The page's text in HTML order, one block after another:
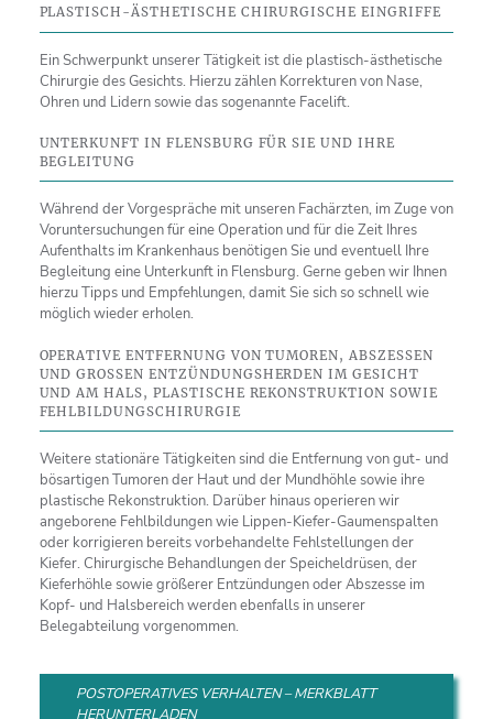
PLASTISCH-ÄSTHETISCHE CHIRURGISCHE EINGRIFFE
Ein Schwerpunkt unserer Tätigkeit ist die plastisch-ästhetische
Chirurgie des Gesichts. Hierzu zählen Korrekturen von Nase,
Ohren und Lidern sowie das sogenannte Facelift.
UNTERKUNFT IN FLENSBURG FÜR SIE UND IHRE
BEGLEITUNG
Während der Vorgespräche mit unseren Fachärzten, im Zuge von
Voruntersuchungen für eine Operation und für die Zeit Ihres
Aufenthalts im Krankenhaus benötigen Sie und eventuell Ihre
Begleitung eine Unterkunft in Flensburg. Gerne geben wir Ihnen
hierzu Tipps und Empfehlungen, damit Sie sich so schnell wie
möglich wieder erholen.
OPERATIVE ENTFERNUNG VON TUMOREN, ABSZESSEN
UND GROSSEN ENTZÜNDUNGSHERDEN IM GESICHT U
ND AM HALS, PLASTISCHE REKONSTRUKTION SOWIE F
EHLBILDUNGSCHIRURGIE
Weitere stationäre Tätigkeiten sind die Entfernung von gut- und
bösartigen Tumoren der Haut und der Mundhöhle sowie ihre
plastische Rekonstruktion. Darüber hinaus operieren wir
angeborene Fehlbildungen wie Lippen-Kiefer-Gaumenspalten
oder korrigieren bereits vorbehandelte Fehlstellungen der
Kiefer. Chirurgische Behandlungen der Speicheldrüsen, der
Kieferhöhle sowie größerer Entzündungen oder Abszesse im
Kopf- und Halsbereich werden ebenfalls in unserer
Belegabteilung vorgenommen.
POSTOPERATIVES VERHALTEN – MERKBLATT
HERUNTERLADEN